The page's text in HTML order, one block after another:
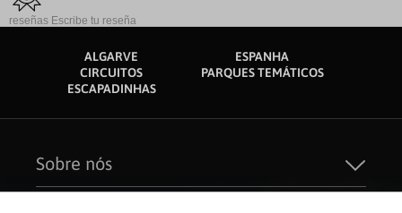
reseñas Escribe tu reseña
ALGARVE
ESPANHA
CIRCUITOS
PARQUES TEMÁTICOS
ESCAPADINHAS
Sobre nós
Quem Somos